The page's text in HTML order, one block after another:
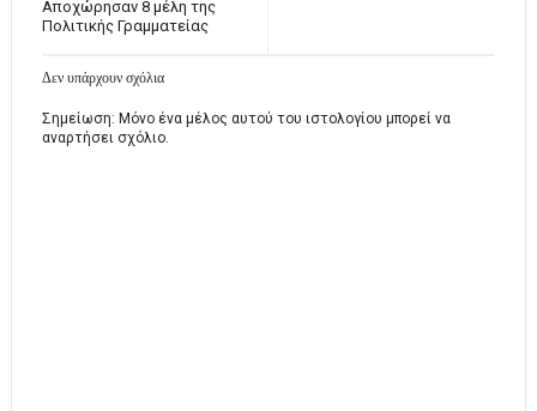
Αποχώρησαν 8 μέλη της
Πολιτικής Γραμματείας
Δεν υπάρχουν σχόλια
Σημείωση: Μόνο ένα μέλος αυτού του ιστολογίου μπορεί να
αναρτήσει σχόλιο.